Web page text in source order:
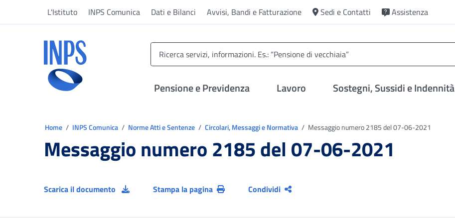
L'Istituto INPS Comunica Dati e Bilanci Avvisi, Bandi e Fatturazione Sedi e Contatti Assistenza
Pensione e Previdenza Lavoro Sostegni, Sussidi e Indennità
Home INPS Comunica Norme Atti e Sentenze Circolari, Messaggi e Normativa Messaggio numero 2185 del 07-06-2021
Messaggio numero 2185 del 07-06-2021
Scarica il documento Stampa la pagina Condividi